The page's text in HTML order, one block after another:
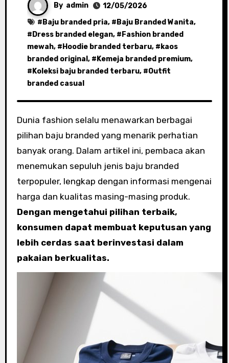
By admin
12/05/2026
# Baju branded pria, # Baju Branded Wanita,
# Dress branded elegan, # Fashion branded
mewah, # Hoodie branded terbaru, # kaos
branded original , # Kemeja branded premium,
# Koleksi baju branded terbaru, #Outfit
branded casual
Dunia fashion selalu menawarkan berbagai
pilihan baju branded yang menarik perhatian
banyak orang. Dalam artikel ini, pembaca akan
menemukan sepuluh jenis baju branded
terpopuler, lengkap dengan informasi mengenai
harga dan kualitas masing-masing produk.
Dengan mengetahui pilihan terbaik,
konsumen dapat membuat keputusan yang
lebih cerdas saat berinvestasi dalam
pakaian berkualitas.